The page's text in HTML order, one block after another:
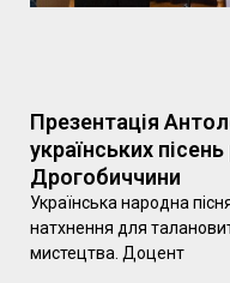
Презентація
українських
Дрогобиччини
Українська народна
натхнення для
мистецтва. Доцент